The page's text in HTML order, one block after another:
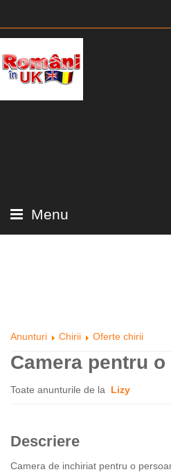
Menu
Anunturi Chirii Oferte chirii
Camera pentru
Toate anunturile de la Lizy
Descriere
Camera de inchiriat pentru o